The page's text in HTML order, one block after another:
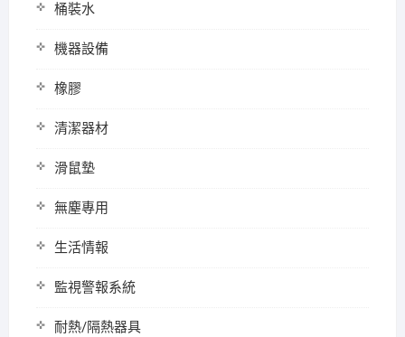
桶裝水
機器設備
橡膠
清潔器材
滑鼠墊
無塵專用
生活情報
監視警報系統
耐熱/隔熱器具